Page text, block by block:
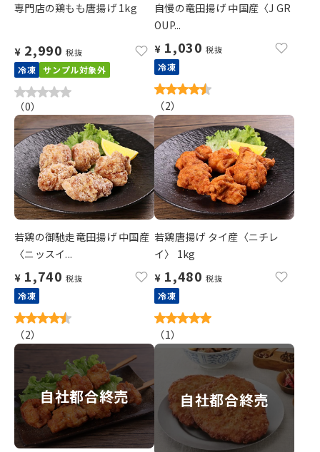
専門店の鶏もも唐揚げ 1kg
¥ 2,990 税抜
冷凍 サンプル対象外
（0）
自慢の竜田揚げ 中国産〈J GR
OUP...
¥ 1,030 税抜
冷凍
（2）
若鶏の御馳走竜田揚げ 中国産
〈ニッスイ...
¥ 1,740 税抜
冷凍
（2）
若鶏唐揚げ タイ産〈ニチレ
イ〉 1kg
¥ 1,480 税抜
冷凍
（1）
自社都合終売 自社都合終売